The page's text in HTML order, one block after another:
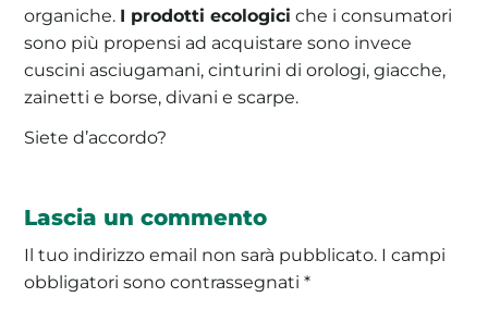
organiche. I prodotti ecologici che i consumatori
sono più propensi ad acquistare sono invece
cuscini asciugamani, cinturini di orologi, giacche,
zainetti e borse, divani e scarpe.
Siete d’accordo?
Lascia un commento
Il tuo indirizzo email non sarà pubblicato. I campi
obbligatori sono contrassegnati*